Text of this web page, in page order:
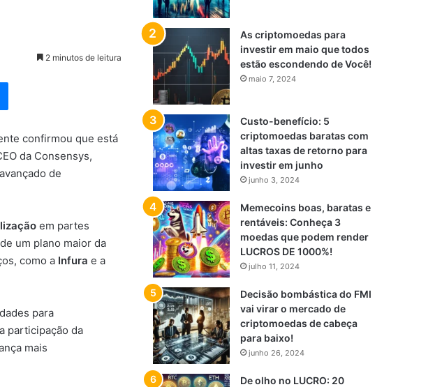
2 minutos de leitura
Messenger
confirmou que está
da Consensys,
de
em partes
um plano maior da
como a Infura e a
para
participação da
mais
As criptomoedas para
investir em maio que todos
estão escondendo de Você!
maio 7, 2024
Custo-benefício: 5
criptomoedas baratas com
altas taxas de retorno para
investir em junho
junho 3, 2024
Memecoins boas, baratas e
rentáveis: Conheça 3
moedas que podem render
LUCROS DE 1000%!
julho 11, 2024
Decisão bombástica do FMI
vai virar o mercado de
criptomoedas de cabeça
para baixo!
junho 26, 2024
De olho no LUCRO: 20